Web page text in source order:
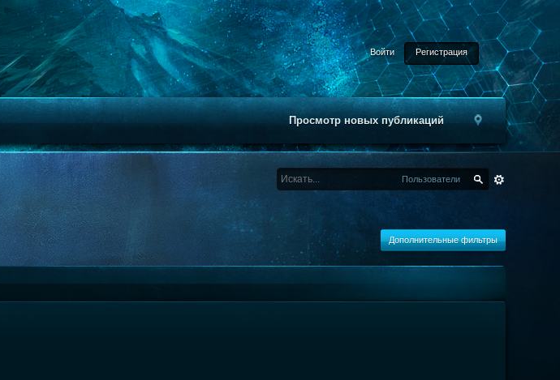
Войти Регистрация
Просмотр новых публикаций
Пользователи
Дополнительные фильтры